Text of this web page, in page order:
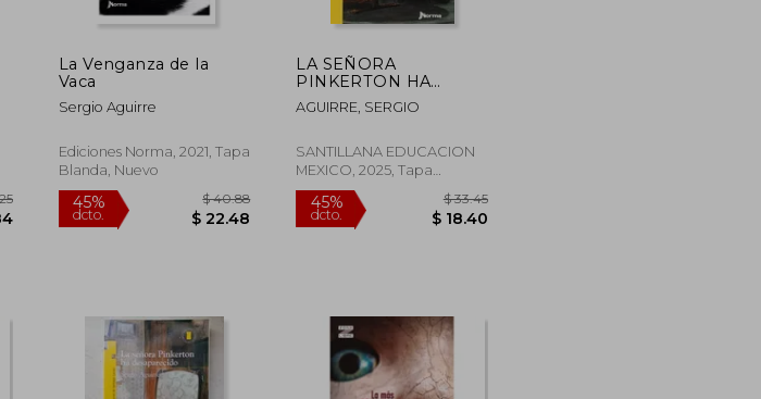
La Venganza de la
Vaca
Sergio Aguirre
Ediciones Norma, 2021, Tapa
Blanda, Nuevo
45%
dcto.
$ 40.88
$ 22.48
LA SEÑORA
PINKERTON HA
DESAPARECIDO
AGUIRRE, SERGIO
SANTILLANA EDUCACION
MEXICO, 2025, Tapa
Blanda, Nuevo
45%
dcto.